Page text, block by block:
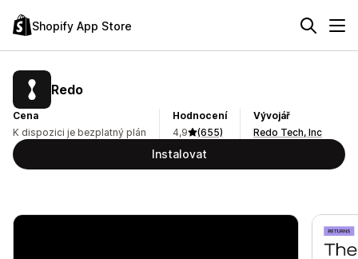
Shopify App Store
Redo
Cena
K dispozici je bezplatný plán
Hodnocení
4,9
(655)
Vývojář
Redo Tech, Inc
Instalovat